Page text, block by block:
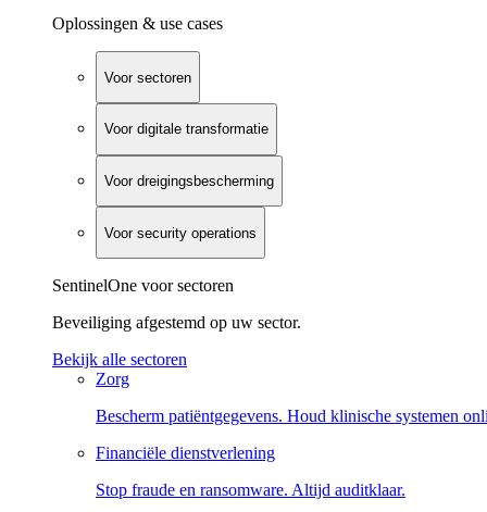
Oplossingen & use cases
Voor sectoren
Voor digitale transformatie
Voor dreigingsbescherming
Voor security operations
SentinelOne voor sectoren
Beveiliging afgestemd op uw sector.
Bekijk alle sectoren
Zorg
Bescherm patiëntgegevens. Houd klinische systemen
Financiële dienstverlening
Stop fraude en ransomware. Altijd auditklaar.